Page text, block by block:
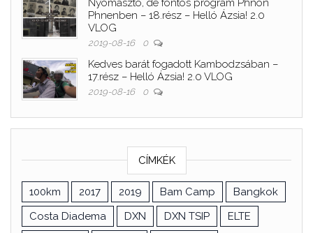
Nyomasztó, de fontos program Phnon
Phnenben – 18.rész – Helló Ázsia! 2.0
VLOG
2019-08-16 0
Kedves barát fogadott Kambodzsában –
17.rész – Helló Ázsia! 2.0 VLOG
2019-08-16 0
CÍMKÉK
100km 2017 2019 Bam Camp
Bangkok
Costa Diadema
DXN DXN TSIP
ELTE